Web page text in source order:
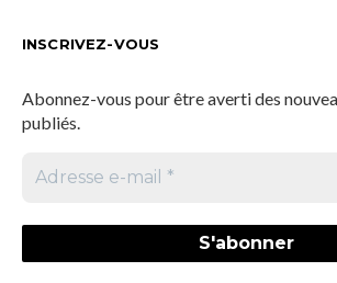
INSCRIVEZ-VOUS
Abonnez-vous pour être averti des
publiés.